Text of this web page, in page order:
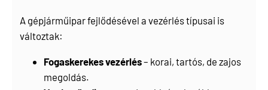
A gépjárműipar fejlődésével a vezérlés típusai is
változtak:
Fogaskerekes vezérlés– korai, tartós, de zajos
megoldás.